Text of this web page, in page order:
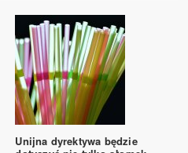
Unijna dyrektywa będzie